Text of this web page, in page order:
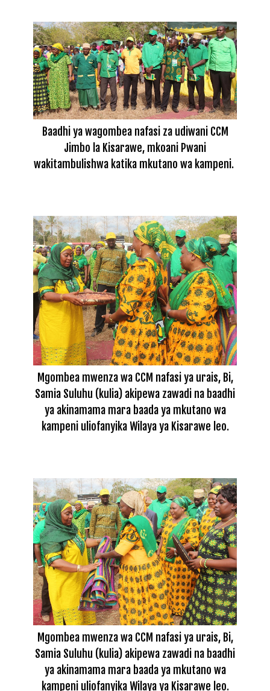
Baadhi ya wagombea nafasi za udiwani CCM
Jimbo la Kisarawe, mkoani Pwani
wakitambulishwa katika mkutano wa kampeni.
Mgombea mwenza wa CCM nafasi ya urais, Bi,
Samia Suluhu (kulia) akipewa zawadi na baadhi
ya akinamama mara baada ya mkutano wa
kampeni uliofanyika Wilaya ya Kisarawe leo.
Mgombea mwenza wa CCM nafasi ya urais, Bi,
Samia Suluhu (kulia) akipewa zawadi na baadhi
ya akinamama mara baada ya mkutano wa
kampeni uliofanyika Wilaya ya Kisarawe leo.